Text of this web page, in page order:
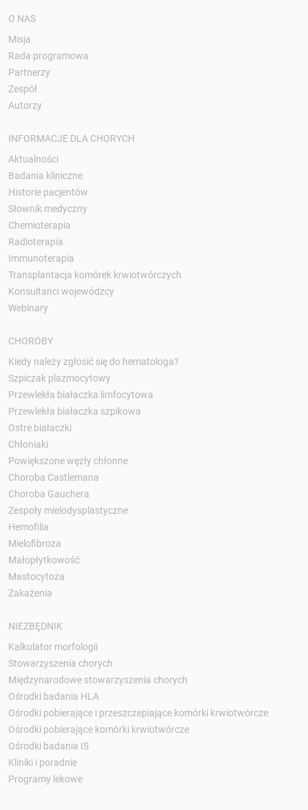
O NAS
Misja
Rada programowa
Partnerzy
Zespół
Autorzy
INFORMACJE DLA CHORYCH
Aktualności
Badania kliniczne
Historie pacjentów
Słownik medyczny
Chemioterapia
Radioterapia
Immunoterapia
Transplantacja komórek krwiotwórczych
Konsultanci wojewódzcy
Webinary
CHOROBY
Kiedy należy zgłosić się do hematologa?
Szpiczak plazmocytowy
Przewlekła białaczka limfocytowa
Przewlekła białaczka szpikowa
Ostre białaczki
Chłoniaki
Powiększone węzły chłonne
Choroba Castlemana
Choroba Gauchera
Zespoły mielodysplastyczne
Hemofilia
Mielofibroza
Małopłytkowość
Mastocytoza
Zakażenia
NIEZBĘDNIK
Kalkulator morfologii
Stowarzyszenia chorych
Międzynarodowe stowarzyszenia chorych
Ośrodki badania HLA
Ośrodki pobierające i przeszczepiające komórki krwiotwórcze
Ośrodki pobierające komórki krwiotwórcze
Ośrodki badania IS
Kliniki i poradnie
Programy lekowe